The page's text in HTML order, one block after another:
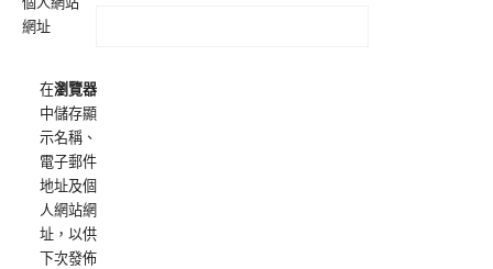
網址
在瀏覽器
中儲存顯
示名稱、
電子郵件
地址及個
人網站網
址，以供
下次發佈